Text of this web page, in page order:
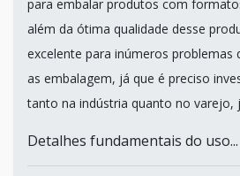
para embalar produtos com
além da ótima qualidade desse
excelente para inúmeros problemas
as embalagem, já que é preciso
tanto na indústria quanto no varejo,
Detalhes fundamentais do uso...